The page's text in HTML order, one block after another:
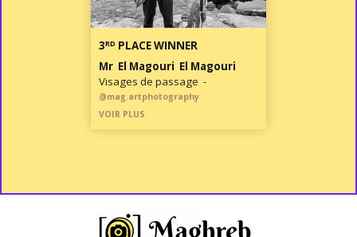
3RD PLACE WINNER
Mr El Magouri El Magouri
Visages de passage -
@mag.artphotography
VOIR PLUS